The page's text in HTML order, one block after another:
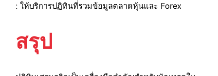
: ให้บริการปฏิทินที่รวมข้อมูลตลาดหุ้นและ Forex
สรุป